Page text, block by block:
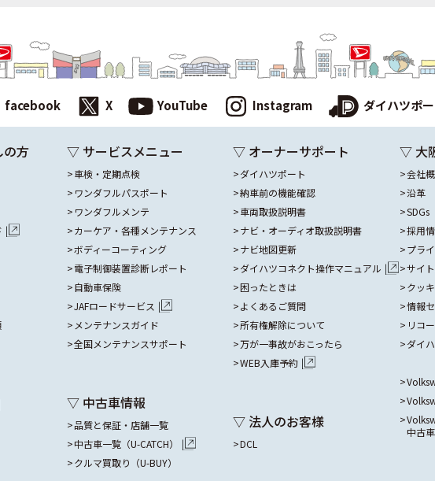
facebook X YouTube Instagram ダイハツポ
方 ▽ サービスメニュー
車検・定期点検
ワンダフルパスポート
ワンダフルメンテ
カーケア・各種メンテナンス
ボディーコーティング
電子制御装置診断レポート
自動車保険
JAFロードサービス
メンテナンスガイド
全国メンテナンスサポート
▽ 中古車情報
品質と保証・店舗一覧
中古車一覧（U-CATCH）
クルマ買取り（U-BUY）
▽ オーナーサポート
ダイハツポート
納車前の機能確認
車両取扱説明書
ナビ・オーディオ取扱説明書
ナビ地図更新
ダイハツコネクト操作マニュアル
困ったときは
よくあるご質問
所有権解除について
万が一事故がおこったら
WEB入庫予約
▽ 法人のお客様
DCL
▽ 大
会社
沿革
SDGs
採用
プラ
サイ
クッ
情報
リコ
ダイ
中古